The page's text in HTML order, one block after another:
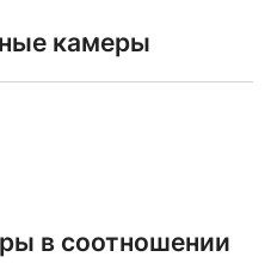
камеры
в соотношении